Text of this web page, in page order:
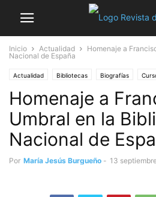
Inicio Actualidad
Homenaje a
Nacional de España
Actualidad Bibliotecas Biografías
Homenaje a
Umbral en la
Nacional de
Por María Jesús Burgueño - 13